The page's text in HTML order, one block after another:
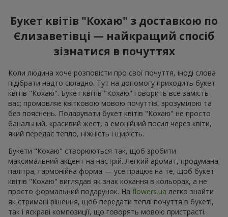
Букет квітів "Кохаю" з доставкою по
Єлизаветівці — найкращий спосіб
зізнатися в почуттях
Коли людина хоче розповісти про свої почуття, іноді слова
підібрати надто складно. Тут на допомогу приходить букет
квітів "Кохаю". Букет квітів "Кохаю" говорить все замість
вас; промовляє квітковою мовою почуттів, зрозумілою та
без пояснень. Подарувати букет квітів "Кохаю" не просто
банальний, красивий жест, а емоційний посил через квіти,
який передає тепло, ніжність і щирість.
Букети "Кохаю" створюються так, щоб зробити
максимальний акцент на настрій. Легкий аромат, продумана
палітра, гармонійна форма — усе працює на те, щоб букет
квітів "Кохаю" виглядав як знак кохання в кольорах, а не
просто формальний подарунок. На flowers.ua легко знайти
як стримані рішення, щоб передати теплі почуття в букеті,
так і яскраві композиції, що говорять мовою пристрасті.